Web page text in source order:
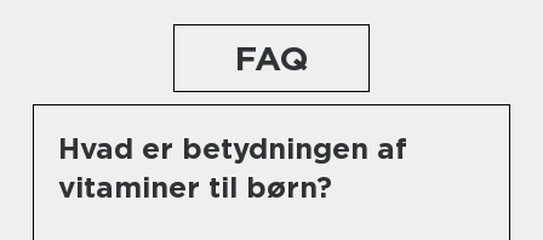
FAQ
Hvad er betydningen af
vitaminer til børn?